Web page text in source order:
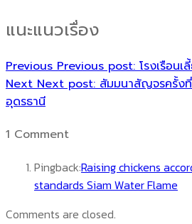
แนะแนวเรื่อง
Previous Previous post: โรงเรือน
Next Next post: สัมมนาสัญจรครั้ง
อุดรธานี
1 Comment
Pingback:Raising chickens
standards Siam Water Flame
Comments are closed.